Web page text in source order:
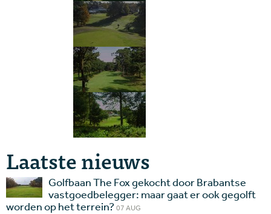
Laatste nieuws
Golfbaan The Fox gekocht door Brabantse
vastgoedbelegger: maar gaat er ook gegolft
worden op het terrein?07 AUG